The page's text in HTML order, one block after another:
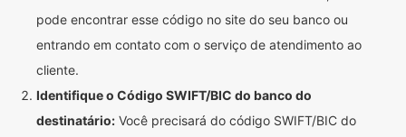
pode encontrar esse código no site do seu banco ou
entrando em contato com o serviço de atendimento ao
cliente.
Identifique o Código SWIFT/BIC do banco do
destinatário: Você precisará do código SWIFT/BIC do